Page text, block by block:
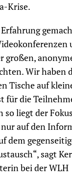
Krise.
großen,
Wir haben
Tische auf
für die
liegt der
auf den
dem
sagt
bei der WLH